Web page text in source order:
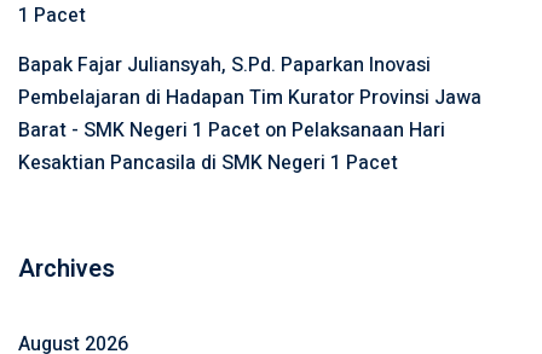
1 Pacet
Bapak Fajar Juliansyah, S.Pd. Paparkan Inovasi
Pembelajaran di Hadapan Tim Kurator Provinsi Jawa
Barat - SMK Negeri 1 Pacet on Pelaksanaan Hari
Kesaktian Pancasila di SMK Negeri 1 Pacet
Archives
August 2026